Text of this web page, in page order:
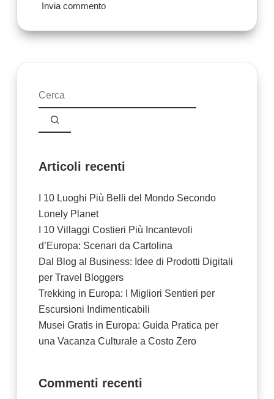
Invia commento
Nessun
risultato
Articoli recenti
I 10 Luoghi Più Belli del Mondo Secondo
Lonely Planet
I 10 Villaggi Costieri Più Incantevoli
d’Europa: Scenari da Cartolina
Dal Blog al Business: Idee di Prodotti Digitali
per Travel Bloggers
Trekking in Europa: I Migliori Sentieri per
Escursioni Indimenticabili
Musei Gratis in Europa: Guida Pratica per
una Vacanza Culturale a Costo Zero
Commenti recenti